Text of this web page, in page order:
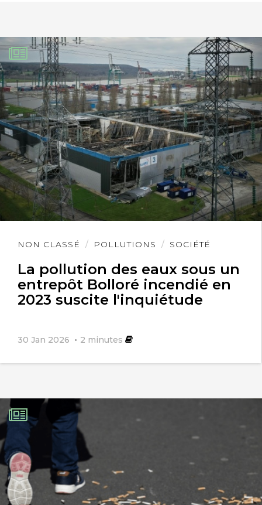
NON CLASSÉ POLLUTIONS SOCIÉTÉ
La pollution des eaux sous un
entrepôt Bolloré incendié en
2023 suscite l'inquiétude
30 Jan 2026 2 minutes
Lire